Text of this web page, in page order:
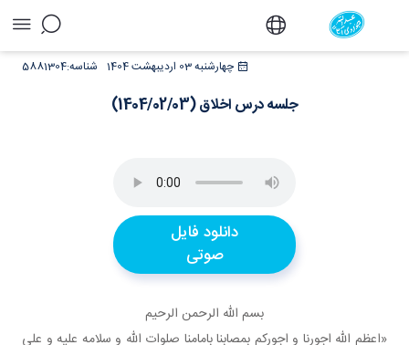
جلسه درس اخلاق (1404/02/03) - دفتر چهارشنبه 03 اردیبهشت 1404 5881304شناسه:
جلسه درس اخلاق (1404/02/03)
دانلود فایل
صوتی
بسم الله الرحمن الرحيم
«اعظم الله اجورنا و اجورکم بمصابنا بامامنا صلوات الله و سلامه عليه و علي